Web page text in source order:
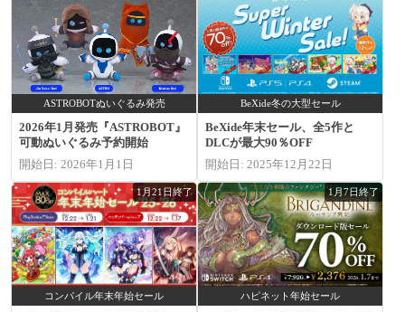
ASTROBOTぬいぐるみ発売
2026年1月発売『ASTROBOT』
可動ぬいぐるみ予約開始
開始日: 2026年1月1日
BeXide冬の大型セール
BeXide年末セール、全5作と
DLCが最大90％OFF
開始日: 2025年12月22日
1月21日終了
コンパイル年末年始セール
1月7日終了
ハピネット年始セール